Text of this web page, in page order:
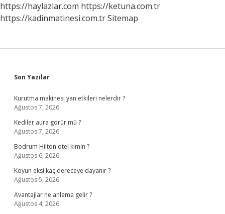
https://haylazlar.com https://ketuna.com.tr
https://kadinmatinesi.com.trSitemap
Sidebar
Son Yazılar
Kurutma makinesi yan etkileri nelerdir ?
Ağustos 7, 2026
Kediler aura görür mü ?
Ağustos 7, 2026
Bodrum Hilton otel kimin ?
Ağustos 6, 2026
Koyun eksi kaç dereceye dayanır ?
Ağustos 5, 2026
Avantajlar ne anlama gelir ?
Ağustos 4, 2026